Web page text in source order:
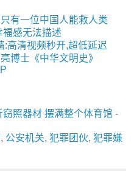
有一位中国人能救人类
感无法描述
:高清视频秒开,超低延迟
博士《中华文明史》
照器材 摆满整个体育馆 -
, 公安机关, 犯罪团伙, 犯罪嫌